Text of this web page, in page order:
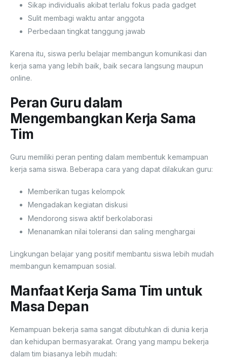
Sikap individualis akibat terlalu fokus pada gadget
Sulit membagi waktu antar anggota
Perbedaan tingkat tanggung jawab
Karena itu, siswa perlu belajar membangun komunikasi dan
kerja sama yang lebih baik, baik secara langsung maupun
online.
Peran Guru dalam
Mengembangkan Kerja Sama
Tim
Guru memiliki peran penting dalam membentuk kemampuan
kerja sama siswa. Beberapa cara yang dapat dilakukan guru:
Memberikan tugas kelompok
Mengadakan kegiatan diskusi
Mendorong siswa aktif berkolaborasi
Menanamkan nilai toleransi dan saling menghargai
Lingkungan belajar yang positif membantu siswa lebih mudah
membangun kemampuan sosial.
Manfaat Kerja Sama Tim untuk
Masa Depan
Kemampuan bekerja sama sangat dibutuhkan di dunia kerja
dan kehidupan bermasyarakat. Orang yang mampu bekerja
dalam tim biasanya lebih mudah: